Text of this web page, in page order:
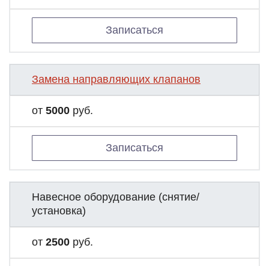
Записаться
Замена направляющих клапанов
от 5000 руб.
Записаться
Навесное оборудование (снятие/
установка)
от 2500 руб.